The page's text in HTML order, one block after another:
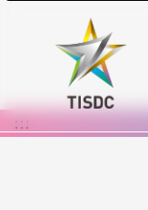
:::